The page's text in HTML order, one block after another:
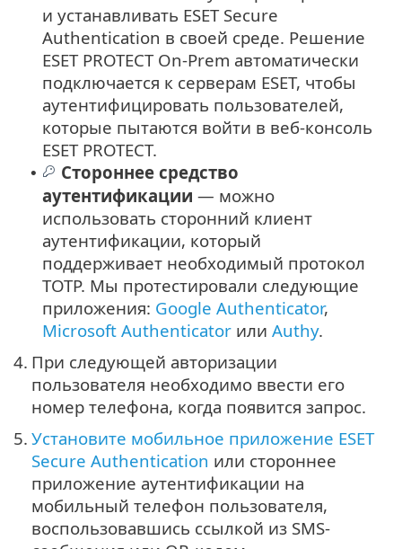
и устанавливать ESET Secure
Authentication в своей среде. Решение
ESET PROTECT On-Prem автоматически
подключается к серверам ESET, чтобы
аутентифицировать пользователей,
которые пытаются войти в веб-консоль
ESET PROTECT.
•
Стороннее средство
аутентификации — можно
использовать сторонний клиент
аутентификации, который
поддерживает необходимый протокол
TOTP. Мы протестировали следующие
приложения: Google Authenticator,
Microsoft Authenticator или Authy.
4. При следующей авторизации
пользователя необходимо ввести его
номер телефона, когда появится запрос.
5. Установите мобильное приложение ESET
Secure Authentication или стороннее
приложение аутентификации на
мобильный телефон пользователя,
воспользовавшись ссылкой из SMS-